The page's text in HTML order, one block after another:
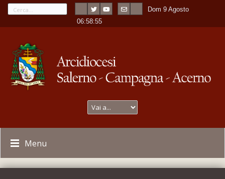
Dom 9 Agosto
-06:58:56
Menu